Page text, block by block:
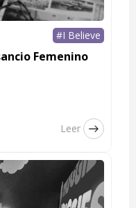
#I Believe
Femenino
Leer